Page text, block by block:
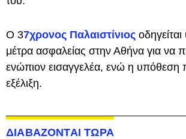
Ο 37χρονος Παλαιστίνιος
μέτρα ασφαλείας στην Αθήνα για να
ενώπιον εισαγγελέα, ενώ η υπόθεση
εξέλιξη.
ΔΙΑΒΑΖΟΝΤΑΙ ΤΩΡΑ